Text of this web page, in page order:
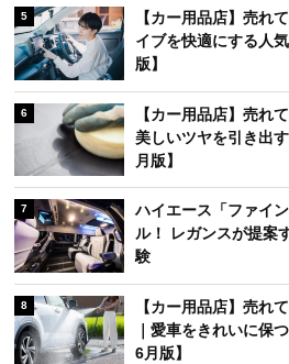
5
【カー用品店】売れ
イブを快適にする人
版】
6
【カー用品店】売れ
美しいツヤを引き出
月版】
7
ハイエース「ファイ
ル！ レガンスが提案
験
8
【カー用品店】売れ
｜愛車をきれいに保
6月版】